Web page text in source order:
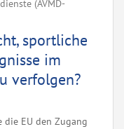
(AVMD-
sportliche
im
verfolgen?
die EU den Zugang